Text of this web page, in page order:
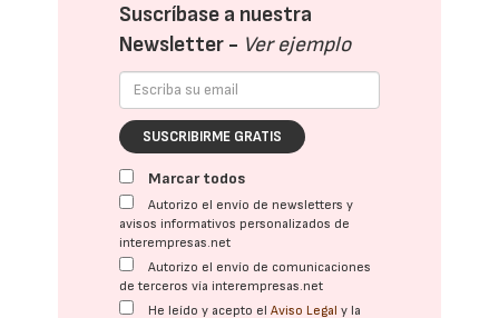
Suscríbase a nuestra
Newsletter - Ver ejemplo
SUSCRIBIRME GRATIS
Marcar todos
Autorizo el envío de newsletters y
avisos informativos personalizados de
interempresas.net
Autorizo el envío de comunicaciones
de terceros vía interempresas.net
He leído y acepto elAviso Legal y la